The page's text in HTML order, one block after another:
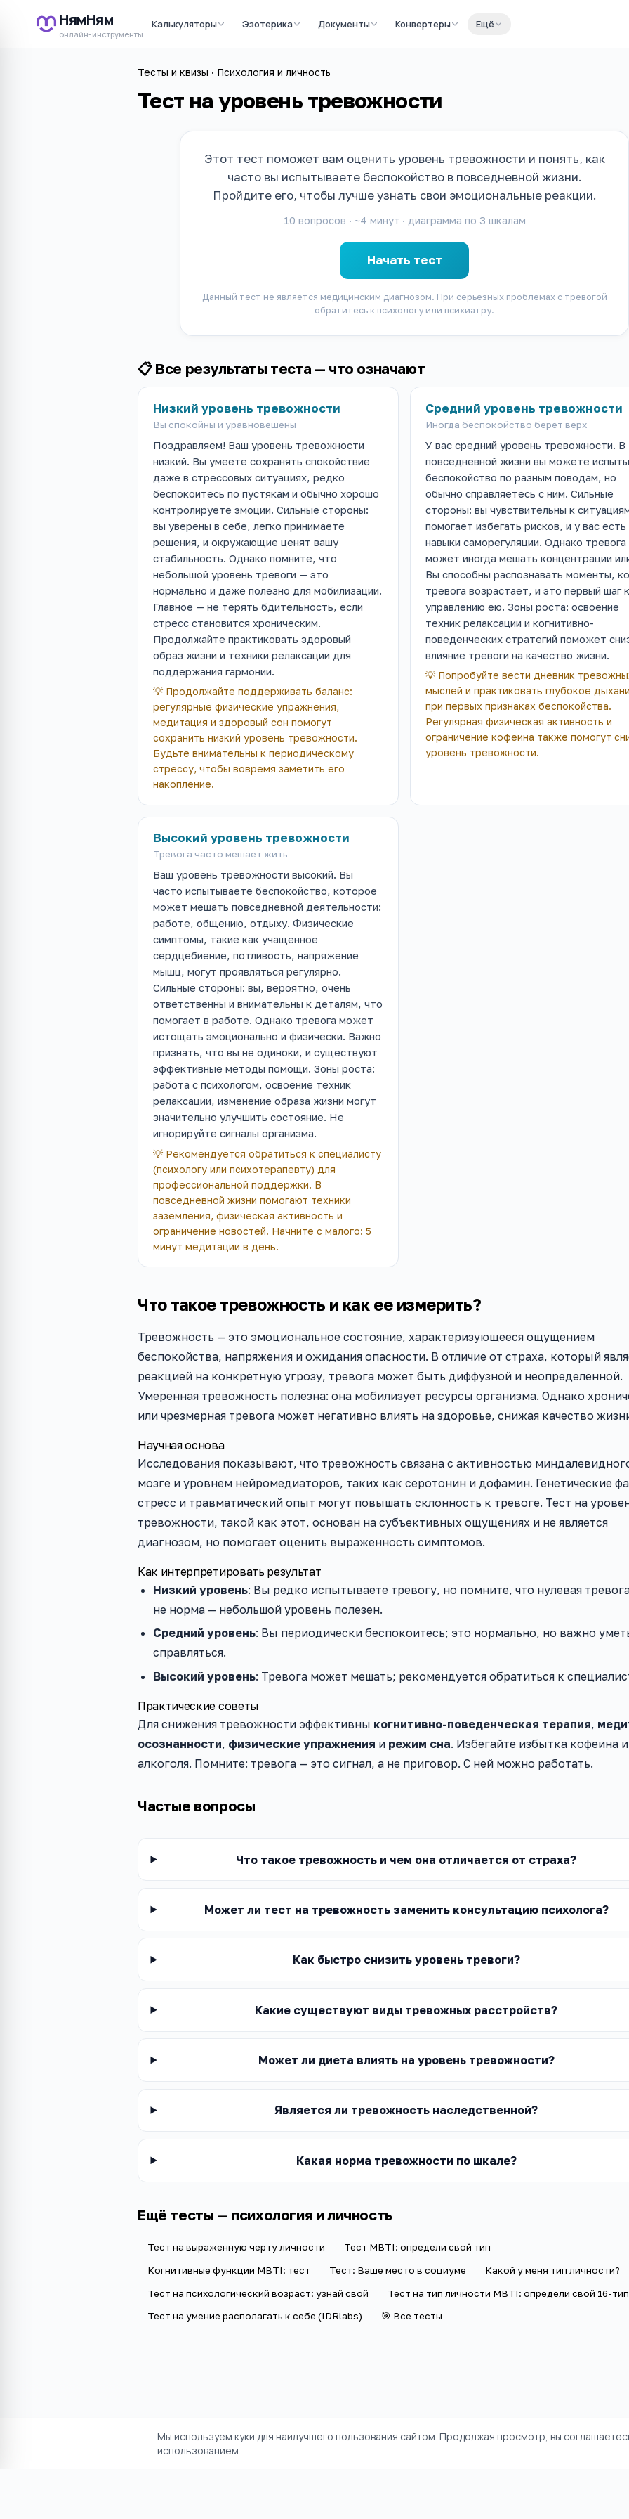
НямНям
онлайн-инструменты
Калькуляторы Эзотерика Документы Конвертеры Ещё
Тесты и квизы · Психология и личность
Тест на уровень тревожности
Этот тест поможет вам оценить уровень тревожности и понять, как
часто вы испытываете беспокойство в повседневной жизни.
Пройдите его, чтобы лучше узнать свои эмоциональные реакции.
10 вопросов · ~4 минут · диаграмма по 3 шкалам
Начать тест
Данный тест не является медицинским диагнозом. При серьезных проблемах с тревогой
обратитесь к психологу или психиатру.
📋 Все результаты теста — что означают
Низкий уровень тревожности
Вы спокойны и уравновешены
Поздравляем! Ваш уровень тревожности
низкий. Вы умеете сохранять спокойствие
даже в стрессовых ситуациях, редко
беспокоитесь по пустякам и обычно хорошо
контролируете эмоции. Сильные стороны:
вы уверены в себе, легко принимаете
решения, и окружающие ценят вашу
стабильность. Однако помните, что
небольшой уровень тревоги — это
нормально и даже полезно для мобилизации.
Главное — не терять бдительность, если
стресс становится хроническим.
Продолжайте практиковать здоровый
образ жизни и техники релаксации для
поддержания гармонии.
💡 Продолжайте поддерживать баланс:
регулярные физические упражнения,
медитация и здоровый сон помогут
сохранить низкий уровень тревожности.
Будьте внимательны к периодическому
стрессу, чтобы вовремя заметить его
накопление.
Средний уровень тревожности
Иногда беспокойство берет верх
У вас средний уровень тревожности. В
повседневной жизни вы можете
беспокойство по разным поводам, но
обычно справляетесь с ним. Сильные
стороны: вы чувствительны к
помогает избегать рисков, и у вас есть
навыки саморегуляции. Однако тревога
может иногда мешать концентрации
Вы способны распознавать моменты,
тревога возрастает, и это первый шаг к
управлению ею. Зоны роста: освоение
техник релаксации и когнитивно-
поведенческих стратегий поможет
влияние тревоги на качество жизни.
💡 Попробуйте вести дневник
мыслей и практиковать глубокое
при первых признаках беспокойства.
Регулярная физическая активность и
ограничение кофеина также помогут
уровень тревожности.
Высокий уровень тревожности
Тревога часто мешает жить
Ваш уровень тревожности высокий. Вы
часто испытываете беспокойство, которое
может мешать повседневной деятельности:
работе, общению, отдыху. Физические
симптомы, такие как учащенное
сердцебиение, потливость, напряжение
мышц, могут проявляться регулярно.
Сильные стороны: вы, вероятно, очень
ответственны и внимательны к деталям, что
помогает в работе. Однако тревога может
истощать эмоционально и физически. Важно
признать, что вы не одиноки, и существуют
эффективные методы помощи. Зоны роста:
работа с психологом, освоение техник
релаксации, изменение образа жизни могут
значительно улучшить состояние. Не
игнорируйте сигналы организма.
💡 Рекомендуется обратиться к специалисту
(психологу или психотерапевту) для
профессиональной поддержки. В
повседневной жизни помогают техники
заземления, физическая активность и
ограничение новостей. Начните с малого: 5
минут медитации в день.
Что такое тревожность и как ее измерить?
Тревожность — это эмоциональное состояние, характеризующееся ощущением
беспокойства, напряжения и ожидания опасности. В отличие от страха, который
реакцией на конкретную угрозу, тревога может быть диффузной и неопределенной.
Умеренная тревожность полезна: она мобилизует ресурсы организма. Однако
или чрезмерная тревога может негативно влиять на здоровье, снижая качество
Научная основа
Исследования показывают, что тревожность связана с активностью
мозге и уровнем нейромедиаторов, таких как серотонин и дофамин. Генетические
стресс и травматический опыт могут повышать склонность к тревоге. Тест на
тревожности, такой как этот, основан на субъективных ощущениях и не является
диагнозом, но помогает оценить выраженность симптомов.
Как интерпретировать результат
Низкий уровень: Вы редко испытываете тревогу, но помните, что нулевая
не норма — небольшой уровень полезен.
Средний уровень: Вы периодически беспокоитесь; это нормально, но важно
справляться.
Высокий уровень: Тревога может мешать; рекомендуется обратиться к
Практические советы
Для снижения тревожности эффективны когнитивно-поведенческая терапия,
осознанности, физические упражнения и режим сна. Избегайте избытка кофеина и
алкоголя. Помните: тревога — это сигнал, а не приговор. С ней можно работать.
Частые вопросы
Что такое тревожность и чем она отличается от страха?
Может ли тест на тревожность заменить консультацию психолога?
Как быстро снизить уровень тревоги?
Какие существуют виды тревожных расстройств?
Может ли диета влиять на уровень тревожности?
Является ли тревожность наследственной?
Какая норма тревожности по шкале?
Ещё тесты — психология и личность
Тест на выраженную черту личности Тест MBTI: определи свой тип
Когнитивные функции MBTI: тест Тест: Ваше место в социуме Какой у меня тип личности?
Тест на психологический возраст: узнай свой Тест на тип личности MBTI: определи свой 16-тип
Тест на умение располагать к себе (IDRlabs) 🎯 Все тесты
Мы используем куки для наилучшего пользования сайтом. Продолжая просмотр, вы
использованием.